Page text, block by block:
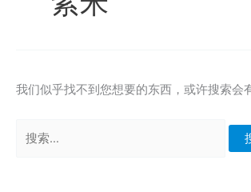
我们似乎找不到您想要的东西，或许搜索会
索：